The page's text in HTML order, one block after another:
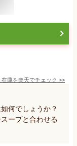
在庫を楽天でチェック >>
何でしょうか？
ープと合わせる